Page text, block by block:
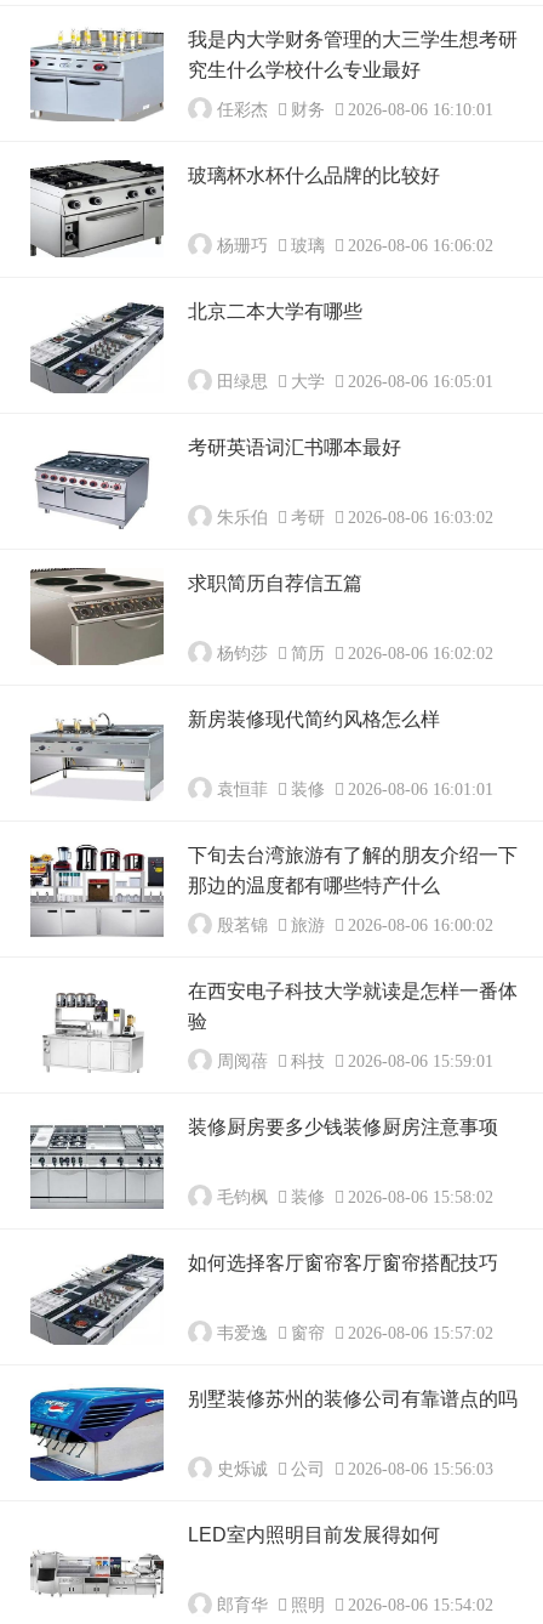
我是内大学财务管理的大三学生想考研
究生什么学校什么专业最好
任彩杰 财务 2026-08-06 16:10:01
玻璃杯水杯什么品牌的比较好
杨珊巧 玻璃 2026-08-06 16:06:02
北京二本大学有哪些
田绿思 大学 2026-08-06 16:05:01
考研英语词汇书哪本最好
朱乐伯 考研 2026-08-06 16:03:02
求职简历自荐信五篇
杨钧莎 简历 2026-08-06 16:02:02
新房装修现代简约风格怎么样
袁恒菲 装修 2026-08-06 16:01:01
下旬去台湾旅游有了解的朋友介绍一下
那边的温度都有哪些特产什么
殷茗锦 旅游 2026-08-06 16:00:02
在西安电子科技大学就读是怎样一番体
验
周阅蓓 科技 2026-08-06 15:59:01
装修厨房要多少钱装修厨房注意事项
毛钧枫 装修 2026-08-06 15:58:02
如何选择客厅窗帘客厅窗帘搭配技巧
韦爱逸 窗帘 2026-08-06 15:57:02
别墅装修苏州的装修公司有靠谱点的吗
史烁诚 公司 2026-08-06 15:56:03
LED室内照明目前发展得如何
郎育华 照明 2026-08-06 15:54:02